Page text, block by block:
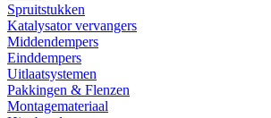
Spruitstukken
Katalysator vervangers
Middendempers
Einddempers
Uitlaatsystemen
Pakkingen & Flenzen
Montagemateriaal